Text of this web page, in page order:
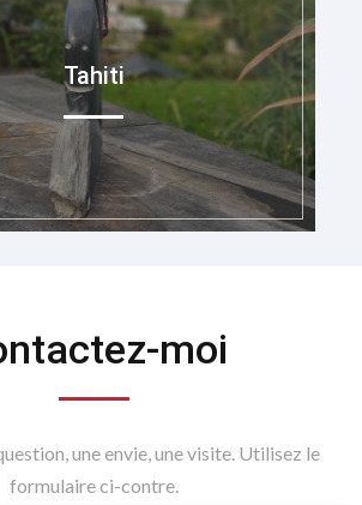
Tahiti
moi
une envie, une visite. Utilisez le
formulaire ci-contre.